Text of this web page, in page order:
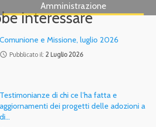
Amministrazione
interessare
Comunione e Missione, luglio 2026
access_time Pubblicato il: 2 Luglio 2026
Testimonianze di chi ce l’ha fatta e
aggiornamenti dei progetti delle adozioni a
di…